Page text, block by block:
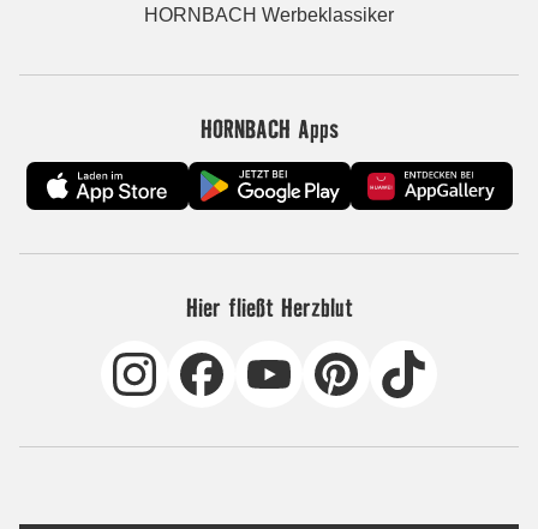
HORNBACH Werbeklassiker
HORNBACH Apps
Hier fließt Herzblut